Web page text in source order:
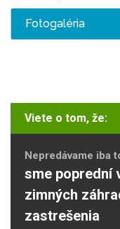
Fotogaléria
Viete o tom, že:
Nepredávame iba
sme poprední
zimných
zastrešenia